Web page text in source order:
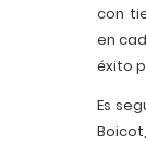
con
en
éxito
Es